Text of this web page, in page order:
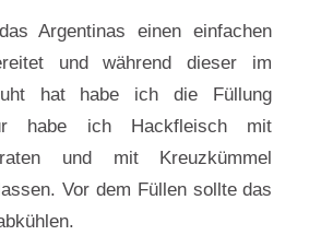
Argentinas einen einfachen
und während dieser im
hat habe ich die Füllung
habe ich Hackfleisch mit
und mit Kreuzkümmel
Vor dem Füllen sollte das